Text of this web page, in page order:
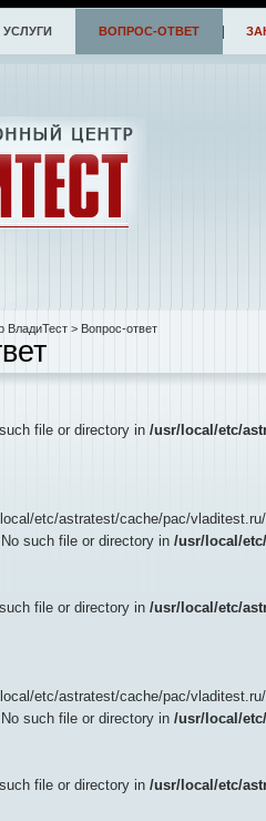
ВОПРОС-ОТВЕТ
ВладиТест > Вопрос-ответ
file or directory in /usr/local/etc/
etc/astratest/cache/pac/vladitest.ru/
such file or directory in /usr/local/
file or directory in /usr/local/etc/
etc/astratest/cache/pac/vladitest.ru/
such file or directory in /usr/local/
file or directory in /usr/local/etc/